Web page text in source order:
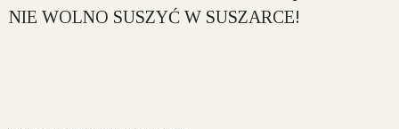
NIE WOLNO SUSZYĆ W SUSZARCE!